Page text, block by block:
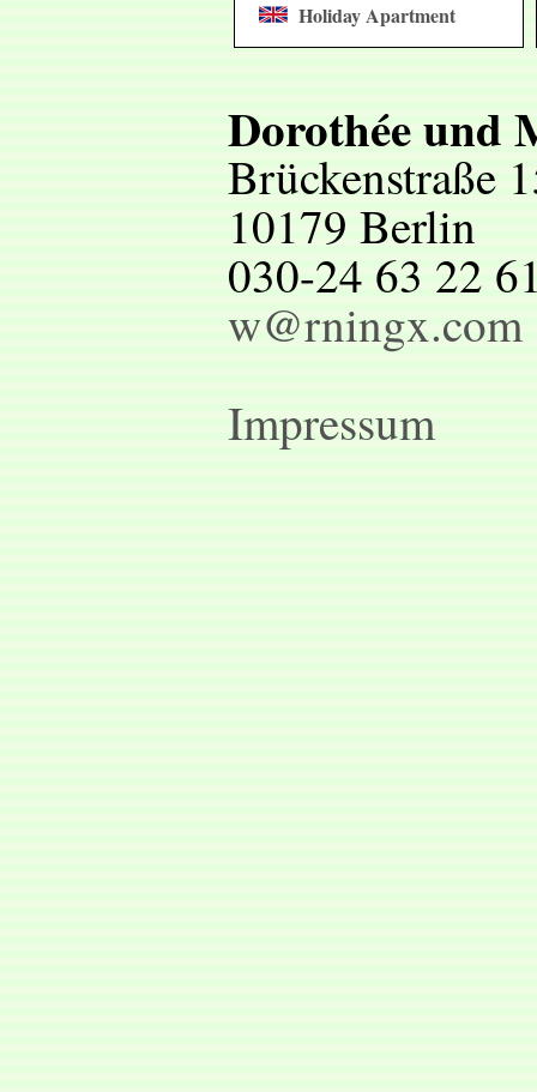
Holiday Apartment
Dorothée und
Brückenstraße
10179 Berlin
030-24 63 22
w@rningx.com
Impressum